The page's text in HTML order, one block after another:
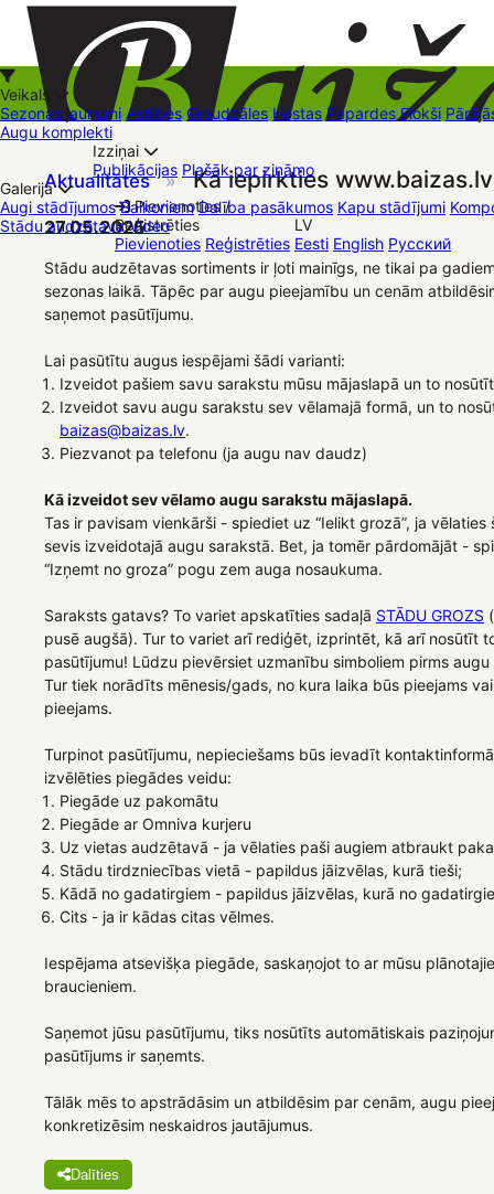
+37126545879 baizas@baizas.lv
Pievienoties /
Reģistrēties
Pievienoties Reģistrēties
LV
Eesti English Русский
Veikals
Sezonas jaunumi Astilbes Graudzāles Hostas Papardes Flokši
Augu komplekti
Kā iepirkties
Izziņai
Publikācijas Plašāk par zināmo
Galerija
Augi stādījumos Balkoniem Dalība pasākumos Kapu stādījumi
Stādu audzētava Video
Tirdzniecības vietas Kontakti Dāvanu kartes Augu komplekti
Aktualitātes » Kā iepirkties
27.05.2025
Stādu audzētavas sortiments ir ļoti mainīgs, ne tikai pa
sezonas laikā. Tāpēc par augu pieejamību un cenām
saņemot pasūtījumu.
Lai pasūtītu augus iespējami šādi varianti:
Izveidot pašiem savu sarakstu mūsu mājaslapā un to
Izveidot savu augu sarakstu sev vēlamajā formā, un to
baizas@baizas.lv.
Piezvanot pa telefonu (ja augu nav daudz)
Kā izveidot sev vēlamo augu sarakstu mājaslapā.
Tas ir pavisam vienkārši - spiediet uz “Ielikt grozā”, ja
sevis izveidotajā augu sarakstā. Bet, ja tomēr pārdomājāt -
“Izņemt no groza” pogu zem auga nosaukuma.
Saraksts gatavs? To variet apskatīties sadaļā STĀDU GROZS
pusē augšā). Tur to variet arī rediģēt, izprintēt, kā arī nosūtīt
pasūtījumu! Lūdzu pievērsiet uzmanību simboliem pirms
Tur tiek norādīts mēnesis/gads, no kura laika būs pieejams
pieejams.
Turpinot pasūtījumu, nepieciešams būs ievadīt
izvēlēties piegādes veidu:
Piegāde uz pakomātu
Piegāde ar Omniva kurjeru
Uz vietas audzētavā - ja vēlaties paši augiem atbraukt
Stādu tirdzniecības vietā - papildus jāizvēlas, kurā tieši;
Kādā no gadatirgiem - papildus jāizvēlas, kurā no
Cits - ja ir kādas citas vēlmes.
Iespējama atsevišķa piegāde, saskaņojot to ar mūsu
braucieniem.
Saņemot jūsu pasūtījumu, tiks nosūtīts automātiskais
pasūtījums ir saņemts.
Tālāk mēs to apstrādāsim un atbildēsim par cenām, augu
konkretizēsim neskaidros jautājumus.
Dalīties